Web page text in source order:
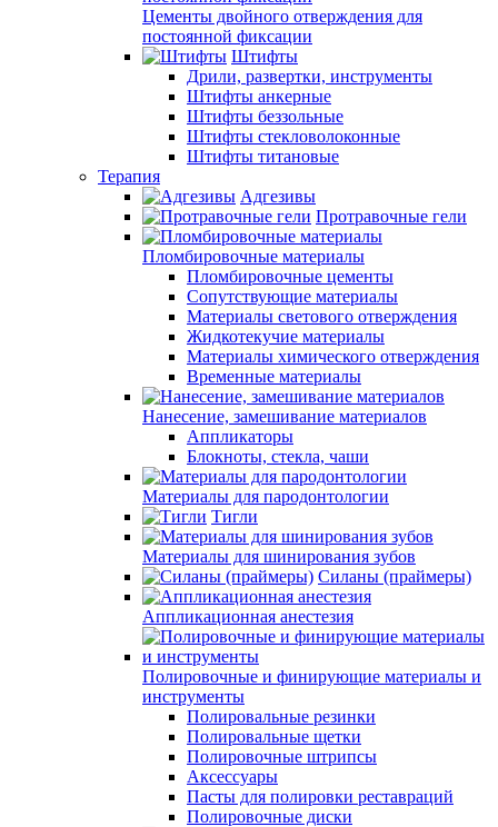
Цементы двойного отверждения для
постоянной фиксации
Штифты
Дрили, развертки, инструменты
Штифты анкерные
Штифты беззольные
Штифты стекловолоконные
Штифты титановые
Терапия
Адгезивы
Протравочные гели
Пломбировочные материалы
Пломбировочные цементы
Сопутствующие материалы
Материалы светового отверждения
Жидкотекучие материалы
Материалы химического отверждения
Временные материалы
Нанесение, замешивание материалов
Аппликаторы
Блокноты, стекла, чаши
Материалы для пародонтологии
Тигли
Материалы для шинирования зубов
Силаны (праймеры)
Аппликационная анестезия
Полировочные и финирующие материалы и
инструменты
Полировальные резинки
Полировальные щетки
Полировочные штрипсы
Аксессуары
Пасты для полировки реставраций
Полировочные диски